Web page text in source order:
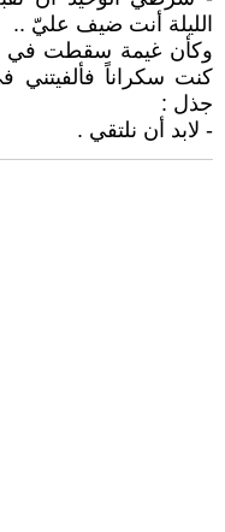
الليلة أنت ضيف عليّ ..
وكأن غيمة سقطت
كنت سكراناً
جذل :
- لابد أن نلتقي .